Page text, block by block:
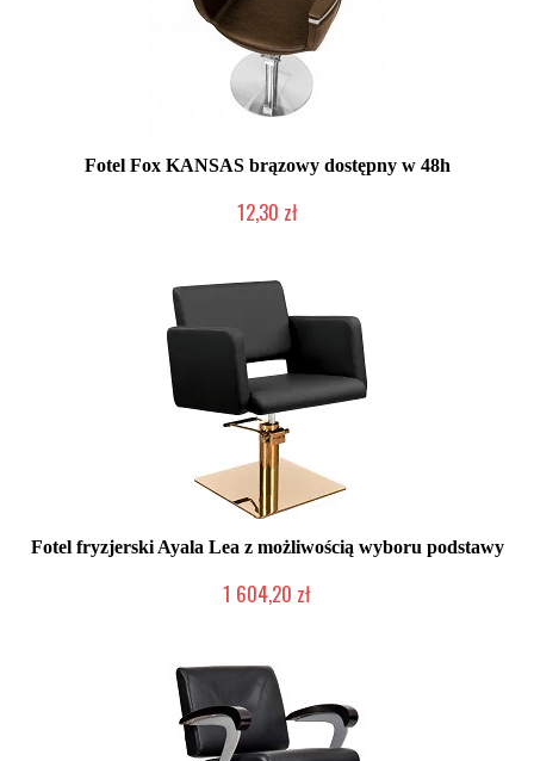
Fotel Fox KANSAS brązowy dostępny w 48h
12,30 zł
Fotel fryzjerski Ayala Lea z możliwością wyboru podstawy
1 604,20 zł